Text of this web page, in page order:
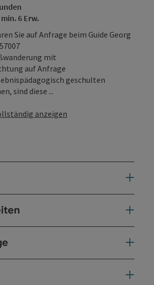
6 Erw.
Sie auf Anfrage beim Guide Georg
mit
auf Anfrage
geschulten
sind diese ...
anzeigen